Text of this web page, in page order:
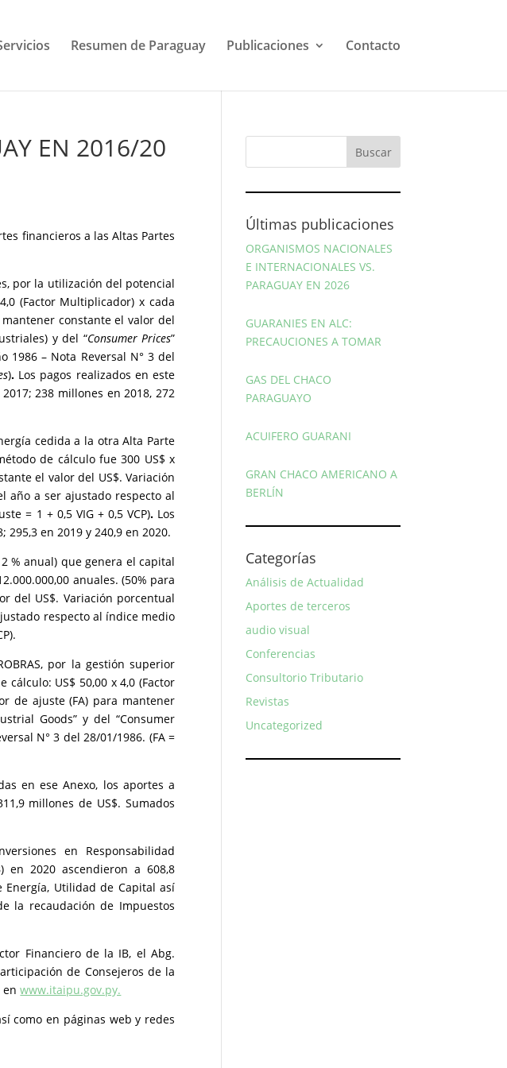
Resumen de Paraguay Publicaciones Contacto
EN 2016/20
financieros a las Altas Partes
por la utilización del potencial
(Factor Multiplicador) x cada
constante el valor del
y del “Consumer Prices”
– Nota Reversal N° 3 del
). Los pagos realizados en este
238 millones en 2018, 272
cedida a la otra Alta Parte
de cálculo fue 300 US$ x
el valor del US$. Variación
año a ser ajustado respecto al
= 1 + 0,5 VIG + 0,5 VCP). Los
en 2019 y 240,9 en 2020.
% anual) que genera el capital
anuales. (50% para
del US$. Variación porcentual
respecto al índice medio
por la gestión superior
cálculo: US$ 50,00 x 4,0 (Factor
de ajuste (FA) para mantener
Goods” y del “Consumer
N° 3 del 28/01/1986. (FA =
en ese Anexo, los aportes a
millones de US$. Sumados
en Responsabilidad
en 2020 ascendieron a 608,8
Energía, Utilidad de Capital así
la recaudación de Impuestos
Financiero de la IB, el Abg.
de Consejeros de la
enwww.itaipu.gov.py.
como en páginas web y redes
Últimas publicaciones
ORGANISMOS NACIONALES
E INTERNACIONALES VS.
PARAGUAY EN 2026
GUARANIES EN ALC:
PRECAUCIONES A TOMAR
GAS DEL CHACO
PARAGUAYO
ACUIFERO GUARANI
GRAN CHACO AMERICANO A
BERLÍN
Categorías
Análisis de Actualidad
Aportes de terceros
audio visual
Conferencias
Consultorio Tributario
Revistas
Uncategorized